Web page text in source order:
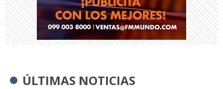
ÚLTIMAS NOTICIAS